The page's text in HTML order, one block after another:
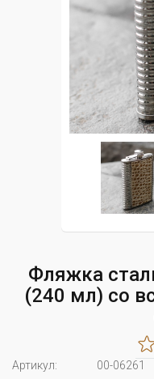
Фляжка
(240 мл) со
Артикул:
00-06261